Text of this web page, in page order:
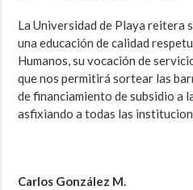
La Universidad de Playa reitera
una educación de calidad
Humanos, su vocación de
que nos permitirá sortear las
de financiamiento de subsidio a
asfixiando a todas las
Carlos González M.